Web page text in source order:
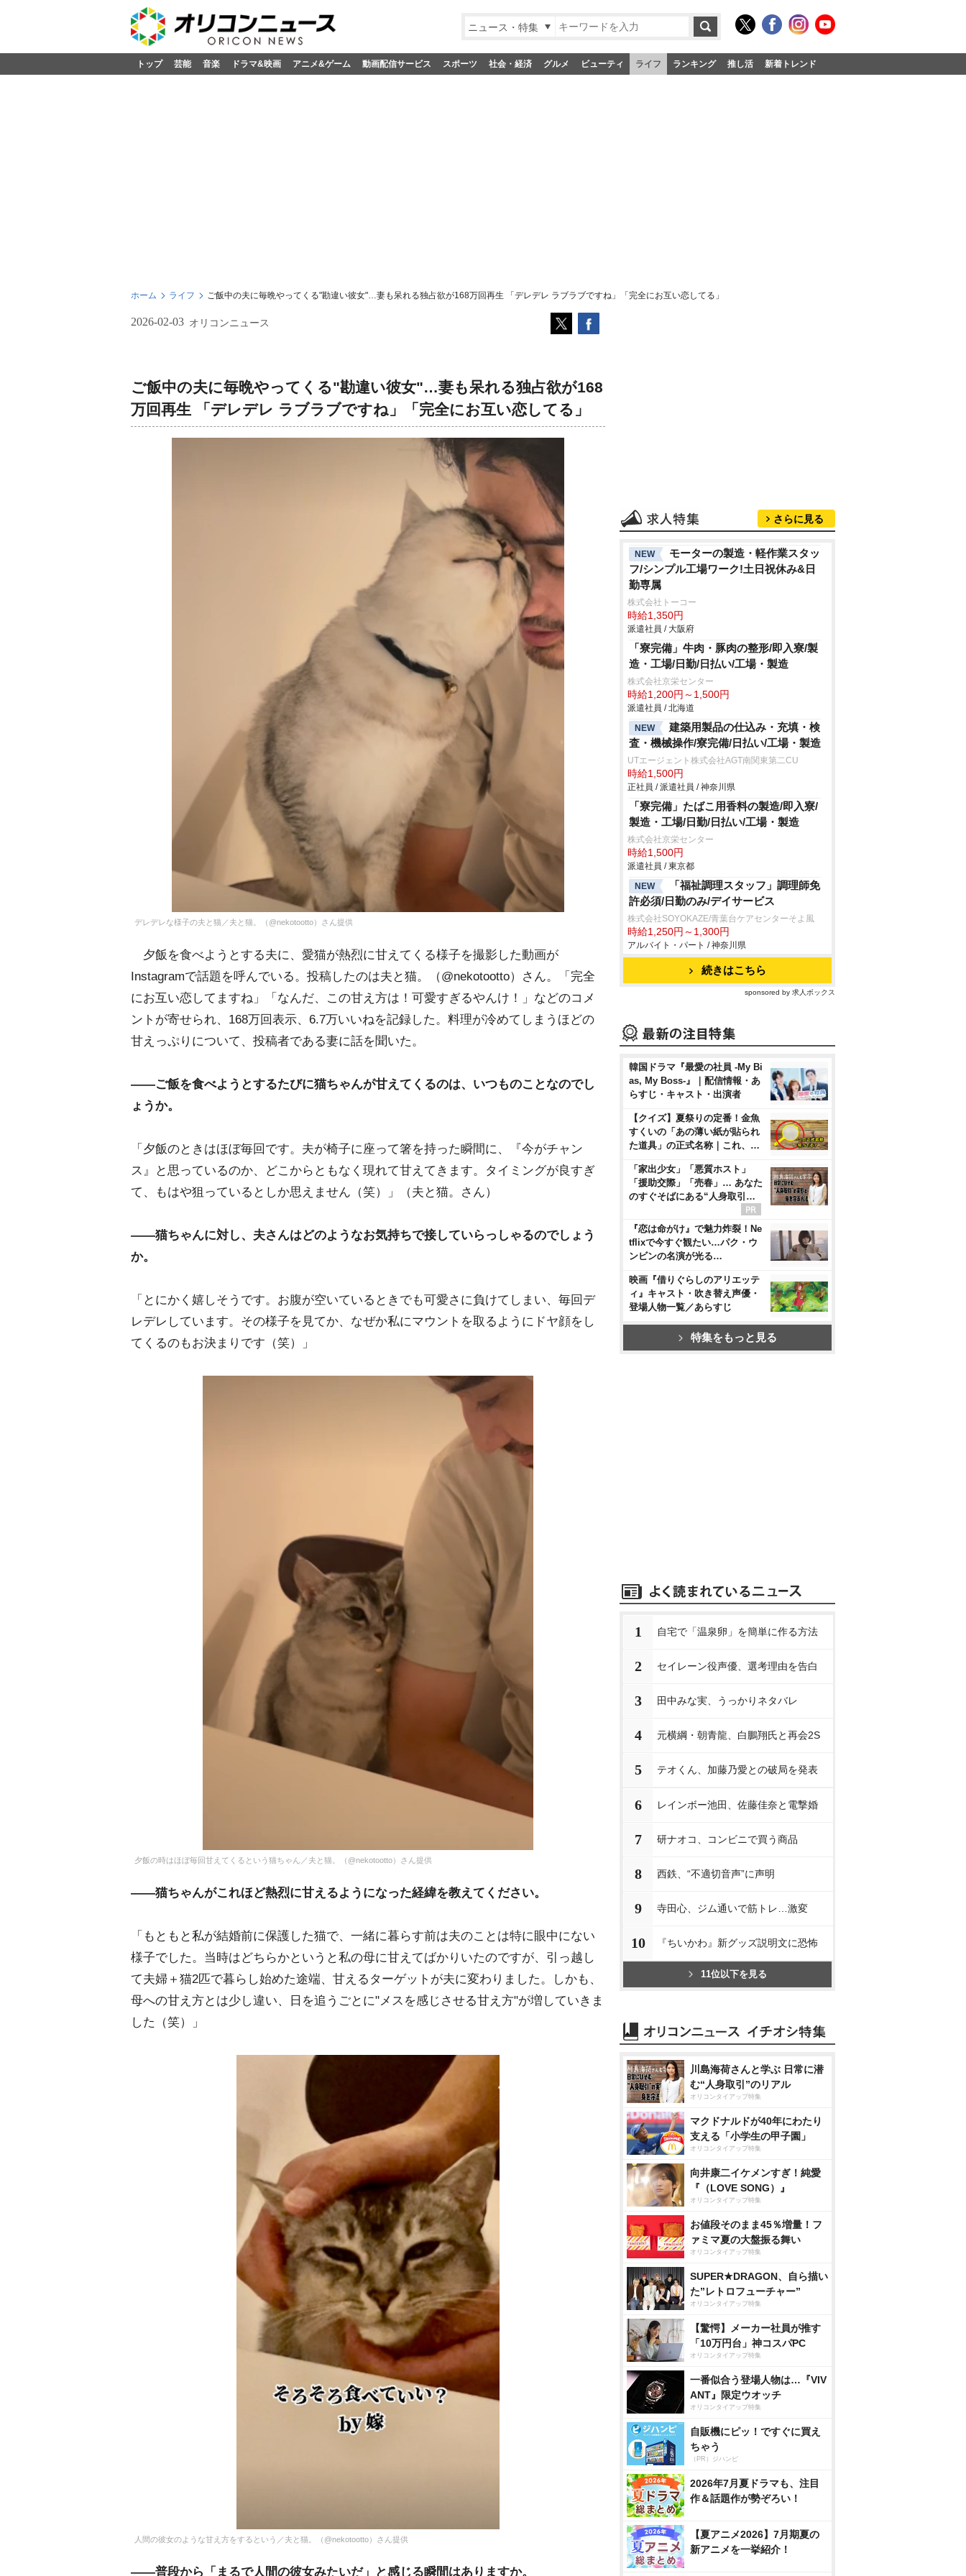
ニュース・特集
トップ 芸能 音楽 ドラマ&映画 アニメ&ゲーム 動画配信サービス スポーツ 社会・経済 グルメ ビューティ ライフ ランキング 推し活 新着トレンド
ホーム ライフ ご飯中の夫に毎晩やってくる"勘違い彼女"…妻も呆れる独占欲が168万回再生 「デレデレ ラブラブですね」「完全にお互い恋してる」
2026-02-03 オリコンニュース
ご飯中の夫に毎晩やってくる"勘違い彼女"…妻も呆れる独占欲が168
万回再生 「デレデレ ラブラブですね」「完全にお互い恋してる」
デレデレな様子の夫と猫／夫と猫。（@nekotootto）さん提供
夕飯を食べようとする夫に、愛猫が熱烈に甘えてくる様子を撮影した動画が
Instagramで話題を呼んでいる。投稿したのは夫と猫。（@nekotootto）さん。「完全
にお互い恋してますね」「なんだ、この甘え方は！可愛すぎるやんけ！」などのコメ
ントが寄せられ、168万回表示、6.7万いいねを記録した。料理が冷めてしまうほどの
甘えっぷりについて、投稿者である妻に話を聞いた。
――ご飯を食べようとするたびに猫ちゃんが甘えてくるのは、いつものことなのでし
ょうか。
「夕飯のときはほぼ毎回です。夫が椅子に座って箸を持った瞬間に、『今がチャン
ス』と思っているのか、どこからともなく現れて甘えてきます。タイミングが良すぎ
て、もはや狙っているとしか思えません（笑）」（夫と猫。さん）
――猫ちゃんに対し、夫さんはどのようなお気持ちで接していらっしゃるのでしょう
か。
「とにかく嬉しそうです。お腹が空いているときでも可愛さに負けてしまい、毎回デ
レデレしています。その様子を見てか、なぜか私にマウントを取るようにドヤ顔をし
てくるのもお決まりです（笑）」
夕飯の時はほぼ毎回甘えてくるという猫ちゃん／夫と猫。（@nekotootto）さん提供
――猫ちゃんがこれほど熱烈に甘えるようになった経緯を教えてください。
「もともと私が結婚前に保護した猫で、一緒に暮らす前は夫のことは特に眼中にない
様子でした。当時はどちらかというと私の母に甘えてばかりいたのですが、引っ越し
て夫婦＋猫2匹で暮らし始めた途端、甘えるターゲットが夫に変わりました。しかも、
母への甘え方とは少し違い、日を追うごとに"メスを感じさせる甘え方"が増していきま
した（笑）」
人間の彼女のような甘え方をするという／夫と猫。（@nekotootto）さん提供
――普段から「まるで人間の彼女みたいだ」と感じる瞬間はありますか。
さらに見る
NEW
モーターの製造・軽作業スタッ
フ/シンプル工場ワーク!土日祝休み&日
勤専属
株式会社トーコー
時給1,350円
派遣社員 / 大阪府
「寮完備」牛肉・豚肉の整形/即入寮/製
造・工場/日勤/日払い/工場・製造
株式会社京栄センター
時給1,200円～1,500円
派遣社員 / 北海道
NEW
建築用製品の仕込み・充填・検
査・機械操作/寮完備/日払い/工場・製造
UTエージェント株式会社AGT南関東第二CU
時給1,500円
正社員 / 派遣社員 / 神奈川県
「寮完備」たばこ用香料の製造/即入寮/
製造・工場/日勤/日払い/工場・製造
株式会社京栄センター
時給1,500円
派遣社員 / 東京都
NEW
「福祉調理スタッフ」調理師免
許必須/日勤のみ/デイサービス
株式会社SOYOKAZE/青葉台ケアセンターそよ風
時給1,250円～1,300円
アルバイト・パート / 神奈川県
続きはこちら
sponsored by 求人ボックス
韓国ドラマ『最愛の社員 -My Bi
as, My Boss-』｜配信情報・あ
らすじ・キャスト・出演者
【クイズ】夏祭りの定番！金魚
すくいの「あの薄い紙が貼られ
た道具」の正式名称｜これ、…
「家出少女」「悪質ホスト」
「援助交際」「売春」… あなた
のすぐそばにある“人身取引…
『恋は命がけ』で魅力炸裂！Ne
tflixで今すぐ観たい…パク・ウ
ンビンの名演が光る…
映画『借りぐらしのアリエッテ
ィ』キャスト・吹き替え声優・
登場人物一覧／あらすじ
特集をもっと見る
1 自宅で「温泉卵」を簡単に作る方法
2 セイレーン役声優、選考理由を告白
3 田中みな実、うっかりネタバレ
4 元横綱・朝青龍、白鵬翔氏と再会2S
5 テオくん、加藤乃愛との破局を発表
6 レインボー池田、佐藤佳奈と電撃婚
7 研ナオコ、コンビニで買う商品
8 西鉄、“不適切音声”に声明
9 寺田心、ジム通いで筋トレ…激変
10 『ちいかわ』新グッズ説明文に恐怖
11位以下を見る
川島海荷さんと学ぶ 日常に潜
む“人身取引”のリアル
オリコンタイアップ特集
マクドナルドが40年にわたり
支える「小学生の甲子園」
オリコンタイアップ特集
向井康二イケメンすぎ！純愛
『（LOVE SONG）』
オリコンタイアップ特集
お値段そのまま45％増量！フ
ァミマ夏の大盤振る舞い
オリコンタイアップ特集
SUPER★DRAGON、自ら描い
た”レトロフューチャー”
オリコンタイアップ特集
【驚愕】メーカー社員が推す
「10万円台」神コスパPC
オリコンタイアップ特集
一番似合う登場人物は…『VIV
ANT』限定ウオッチ
オリコンタイアップ特集
自販機にピッ！ですぐに買え
ちゃう
（PR）ジハンピ
2026年7月夏ドラマも、注目
作＆話題作が勢ぞろい！
【夏アニメ2026】7月期夏の
新アニメを一挙紹介！